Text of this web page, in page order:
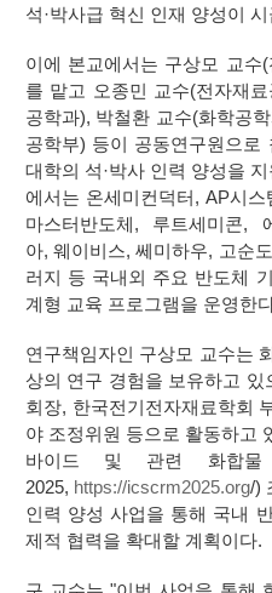
석·박사급 혁신 인재 양성이
이에 본교에서는 구상모 교수(
를 맡고 오종민 교수(전자재
공학과), 박철환 교수(화학공
공학부) 등이 공동연구원으로
대학의 석·박사 인력 양성을
에서는 온세미컨덕터 , AP시스
마스터반도체 , 루트세미콘,
아,웨이비스,쎄미하우, 고순
러지 등 국내외 주요 반도체
계형 교육 프로그램을 운영한
연구책임자인 구상모 교수는
상의 연구 경험을 보유하고 있
회장, 한국전기전자재료학회
야 조정위원 등으로 활동하고
바이드 및 관련 화합물
2025, https://icscrm2025.org/)
인력 양성 사업을 통해 국내
제적 협력을 확대할 계획이다.